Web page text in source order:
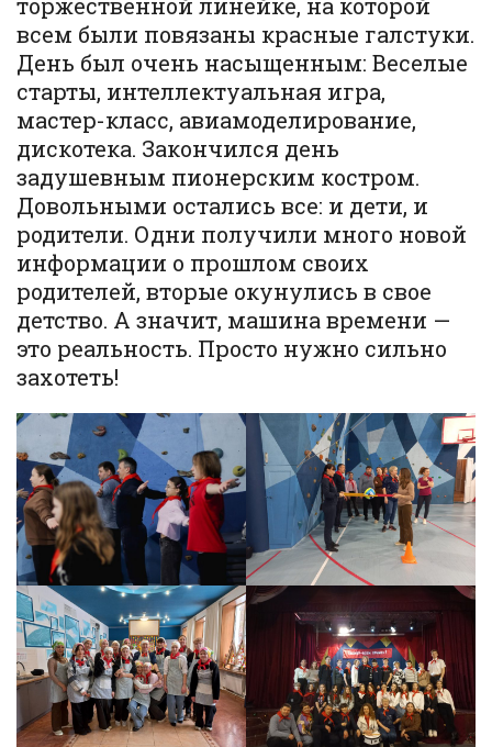
торжественной линейке, на которой
всем были повязаны красные галстуки.
День был очень насыщенным: Веселые
старты, интеллектуальная игра,
мастер-класс, авиамоделирование,
дискотека. Закончился день
задушевным пионерским костром.
Довольными остались все: и дети, и
родители. Одни получили много новой
информации о прошлом своих
родителей, вторые окунулись в свое
детство. А значит, машина времени —
это реальность. Просто нужно сильно
захотеть!